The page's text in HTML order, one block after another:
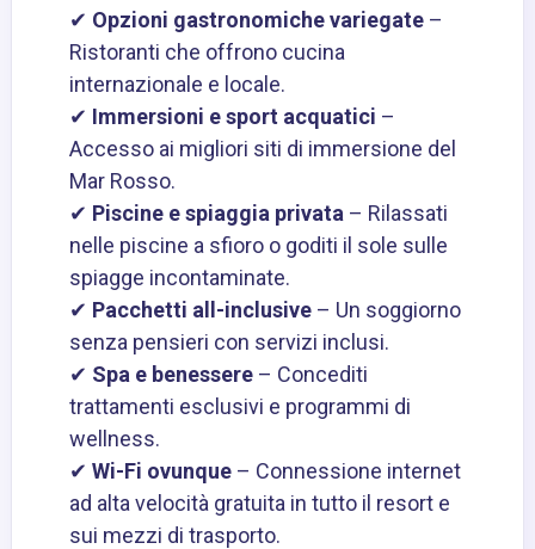
✔ Opzioni gastronomiche variegate –
Ristoranti che offrono cucina
internazionale e locale.
✔ Immersioni e sport acquatici –
Accesso ai migliori siti di immersione del
Mar Rosso.
✔ Piscine e spiaggia privata – Rilassati
nelle piscine a sfioro o goditi il sole sulle
spiagge incontaminate.
✔ Pacchetti all-inclusive – Un soggiorno
senza pensieri con servizi inclusi.
✔ Spa e benessere – Concediti
trattamenti esclusivi e programmi di
wellness.
✔ Wi-Fi ovunque – Connessione internet
ad alta velocità gratuita in tutto il resort e
sui mezzi di trasporto.